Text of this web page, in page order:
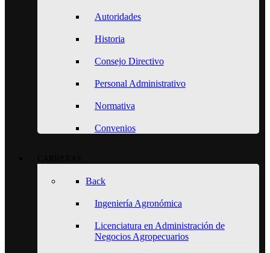
Autoridades
Historia
Consejo Directivo
Personal Administrativo
Normativa
Convenios
Back
Ingeniería Agronómica
Licenciatura en Administración de
Negocios Agropecuarios